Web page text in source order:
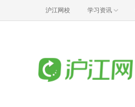
沪江网校 学习资讯